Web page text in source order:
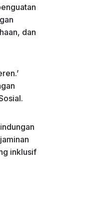
dan
inklusif